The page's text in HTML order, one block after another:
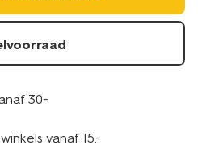
30.-
vanaf 15.-